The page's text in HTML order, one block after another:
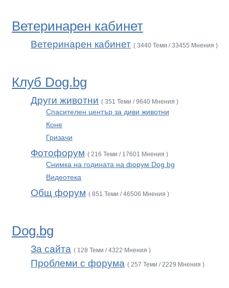
Ветеринарен кабинет
Ветеринарен кабинет ( 3440 Теми / 33455 Мнения )
Клуб Dog.bg
Други животни ( 351 Теми / 9640 Мнения )
Спасителен център за диви животни
Коне
Гризачи
Фотофорум ( 216 Теми / 17601 Мнения )
Снимка на годината на форум Dog.bg
Видеотека
Общ форум ( 851 Теми / 46506 Мнения )
Dog.bg
За сайта ( 128 Теми / 4322 Мнения )
Проблеми с форума ( 257 Теми / 2229 Мнения )